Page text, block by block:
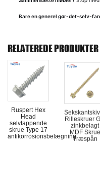
Bare en generel gør-det-selv-
RELATEREDE PRODUKTER
Ruspert Hex
Head
selvtappende
skrue Type 17
antikorrosionsbelægning
Rilleskruer
zinkbelagt
MDF Skrue
Træspån